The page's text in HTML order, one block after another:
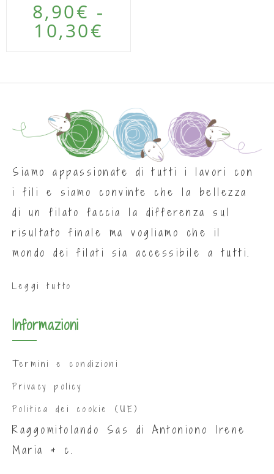
8,90€ -
10,30€
Siamo appassionate di tutti i lavori con
i fili e siamo convinte che la bellezza
di un filato faccia la differenza sul
risultato finale ma vogliamo che il
mondo dei filati sia accessibile a tutti.
Leggi tutto
Informazioni
Termini e condizioni
Privacy policy
Politica dei cookie (UE)
Raggomitolando Sas di Antoniono Irene
Maria & c.